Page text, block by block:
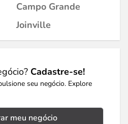
Campo Grande
Joinville
Cadastre-se!
seu negócio. Explore
meu negócio